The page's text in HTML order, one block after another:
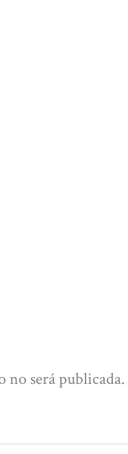
será publicada.